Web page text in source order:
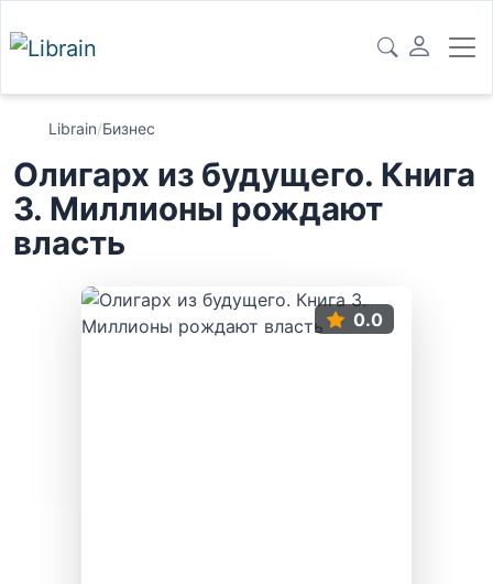
Librain/Бизнес
Олигарх из будущего. Книга
3. Миллионы рождают
власть
0.0